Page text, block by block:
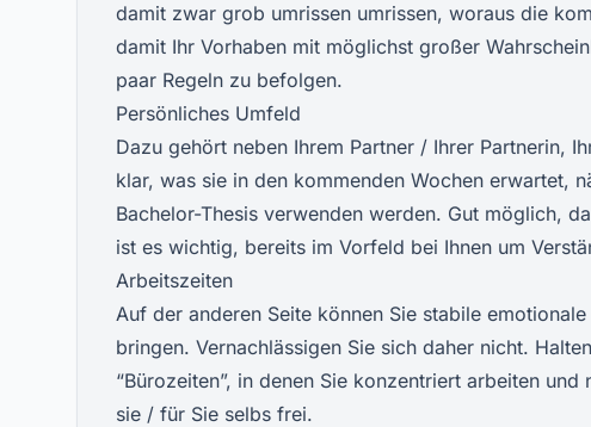
damit zwar grob umrissen umrissen, woraus die
damit Ihr Vorhaben mit möglichst großer
paar Regeln zu befolgen.
Persönliches Umfeld
Dazu gehört neben Ihrem Partner / Ihrer Partnerin,
klar, was sie in den kommenden Wochen erwartet,
Bachelor-Thesis verwenden werden. Gut möglich,
ist es wichtig, bereits im Vorfeld bei Ihnen um
Arbeitszeiten
Auf der anderen Seite können Sie stabile
bringen. Vernachlässigen Sie sich daher nicht.
“Bürozeiten”, in denen Sie konzentriert arbeiten
sie / für Sie selbs frei.